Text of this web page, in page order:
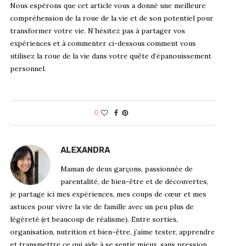
Nous espérons que cet article vous a donné une meilleure
compréhension de la roue de la vie et de son potentiel pour
transformer votre vie. N’hésitez pas à partager vos
expériences et à commenter ci-dessous comment vous
utilisez la roue de la vie dans votre quête d’épanouissement
personnel.
0
ALEXANDRA
Maman de deux garçons, passionnée de
parentalité, de bien-être et de découvertes,
je partage ici mes expériences, mes coups de cœur et mes
astuces pour vivre la vie de famille avec un peu plus de
légèreté (et beaucoup de réalisme). Entre sorties,
organisation, nutrition et bien-être, j’aime tester, apprendre